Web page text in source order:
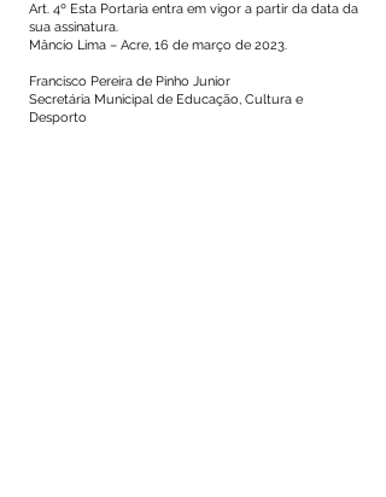
Art. 4º Esta Portaria entra em vigor a partir da data da
sua assinatura.
Mâncio Lima – Acre, 16 de março de 2023.
Francisco Pereira de Pinho Junior
Secretária Municipal de Educação, Cultura e
Desporto